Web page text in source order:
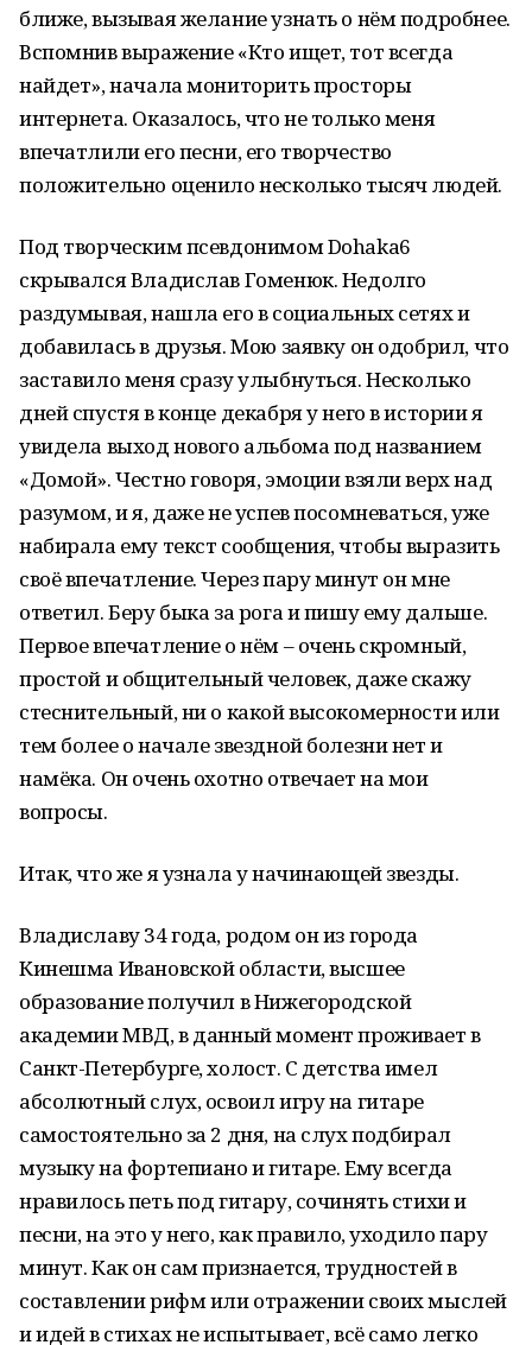
ближе, вызывая желание узнать о нём подробнее.
Вспомнив выражение «Кто ищет, тот всегда
найдет», начала мониторить просторы
интернета. Оказалось, что не только меня
впечатлили его песни, его творчество
положительно оценило несколько тысяч людей.
Под творческим псевдонимом Dohaka6
скрывался Владислав Гоменюк. Недолго
раздумывая, нашла его в социальных сетях и
добавилась в друзья. Мою заявку он одобрил, что
заставило меня сразу улыбнуться. Несколько
дней спустя в конце декабря у него в истории я
увидела выход нового альбома под названием
«Домой». Честно говоря, эмоции взяли верх над
разумом, и я, даже не успев посомневаться, уже
набирала ему текст сообщения, чтобы выразить
своё впечатление. Через пару минут он мне
ответил. Беру быка за рога и пишу ему дальше.
Первое впечатление о нём – очень скромный,
простой и общительный человек, даже скажу
стеснительный, ни о какой высо­комерности или
тем более о начале звездной болезни нет и
намёка. Он очень охотно отвечает на мои
вопросы.
Итак, что же я узнала у начинающей звезды.
Владиславу 34 года, родом он из города
Кинешма Ивановской области, высшее
образование получил в Нижегородской
академии МВД, в данный момент проживает в
Санкт-Петербурге, холост. С детства имел
абсолютный слух, освоил игру на гитаре
самостоятельно за 2 дня, на слух подбирал
музыку на фортепиано и гитаре. Ему всегда
нравилось петь под гитару, сочинять стихи и
песни, на это у него, как правило, уходило пару
минут. Как он сам признается, трудностей в
составлении рифм или отражении своих мыслей
и идей в стихах не испытывает, всё само легко